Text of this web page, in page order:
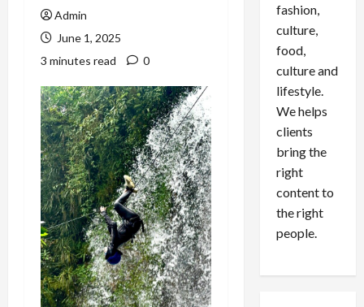
Admin
June 1, 2025
3 minutes read
0
fashion,
culture,
food,
culture and
lifestyle.
We helps
clients
bring the
right
content to
the right
people.